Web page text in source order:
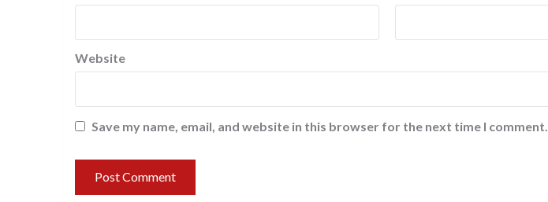
Website
Save my name, email, and website in this browser for the next time I comment.